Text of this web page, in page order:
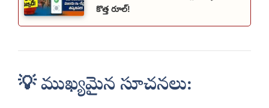
కొత్త రూల్!
💡 ముఖ్యమైన సూచనలు: